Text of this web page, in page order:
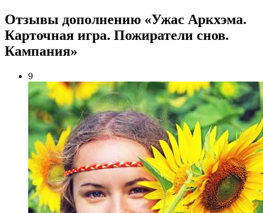
Отзывы дополнению «Ужас Аркхэма.
Карточная игра. Пожиратели снов.
Кампания»
9